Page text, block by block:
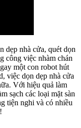
dẹp nhà cửa, quét dọn
công việc nhàm chán
một con robot hút
việc dọn dẹp nhà cửa
Với hiệu quả làm
sạch các loại mặt sàn
tiện nghi và có nhiều